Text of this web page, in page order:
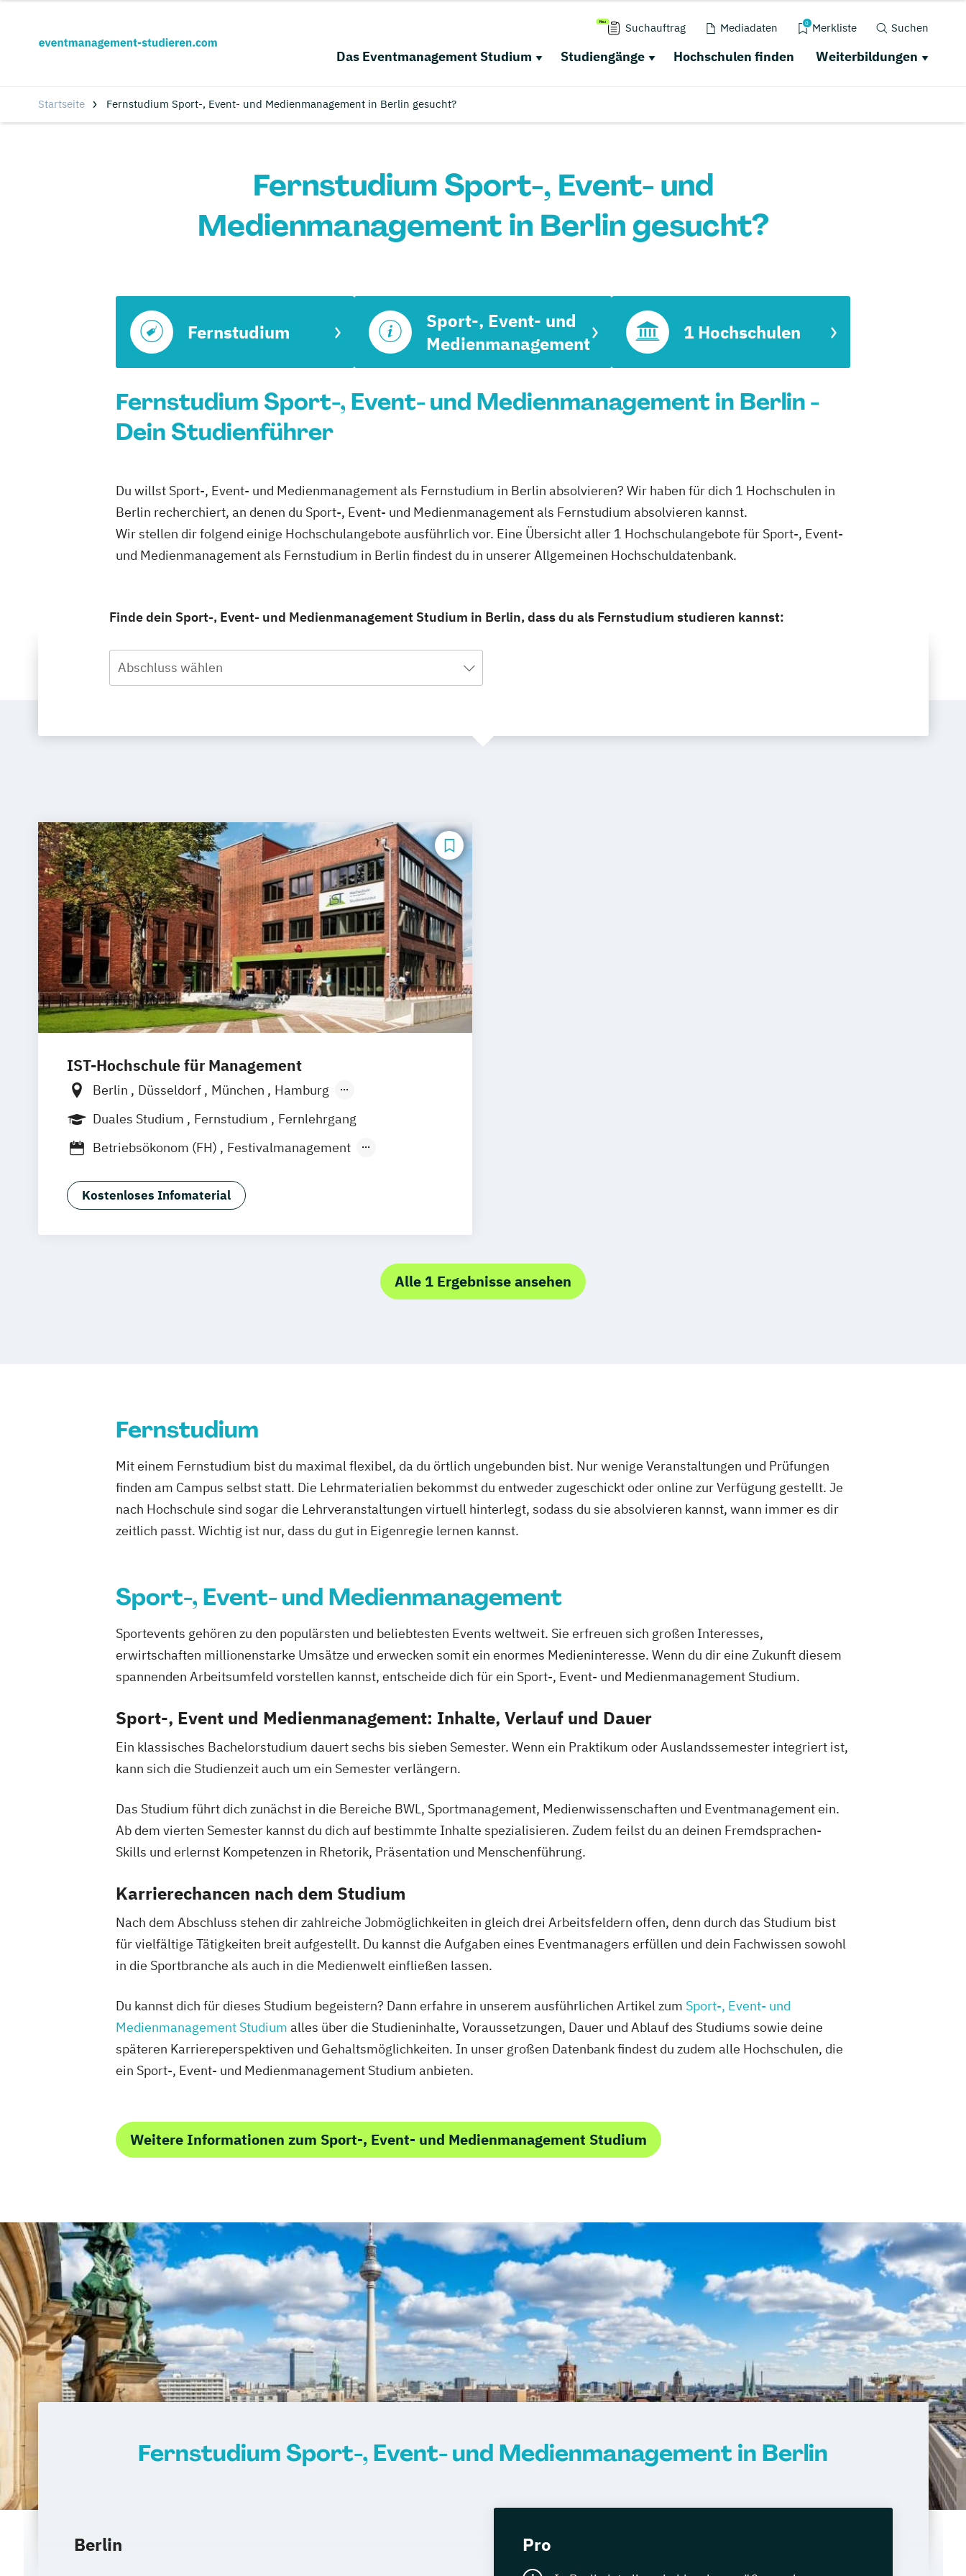
Suchauftrag Mediadaten 0 Merkliste Suchen
Das Eventmanagement Studium Studiengänge Hochschulen finden Weiterbildungen
Startseite Fernstudium Sport-, Event- und Medienmanagement in Berlin gesucht?
Fernstudium Sport-, Event- und
Medienmanagement in Berlin gesucht?
Fernstudium
Sport-, Event- und
Medienmanagement
1 Hochschulen
Fernstudium Sport-, Event- und Medienmanagement in Berlin -
Dein Studienführer
Du willst Sport-, Event- und Medienmanagement als Fernstudium in Berlin absolvieren? Wir haben für dich 1 Hochschulen in
Berlin recherchiert, an denen du Sport-, Event- und Medienmanagement als Fernstudium absolvieren kannst.
Wir stellen dir folgend einige Hochschulangebote ausführlich vor. Eine Übersicht aller 1 Hochschulangebote für Sport-, Event-
und Medienmanagement als Fernstudium in Berlin findest du in unserer Allgemeinen Hochschuldatenbank.
Finde dein Sport-, Event- und Medienmanagement Studium in Berlin, dass du als Fernstudium studieren kannst:
Abschluss wählen
IST-Hochschule für Management
Berlin Düsseldorf München
Hamburg
Weil am Rhein
Frankfurt am Main Essen
Innsbruck
Duales Studium Fernstudium
Fernlehrgang
Betriebsökonom (FH)
Festivalmanagement
Kommunikation & Eventmanagement (duales Studium)
Kommunikation & Medienmanagement
Kostenloses Infomaterial
Alle 1 Ergebnisse ansehen
Fernstudium
Mit einem Fernstudium bist du maximal flexibel, da du örtlich ungebunden bist. Nur wenige Veranstaltungen und Prüfungen
finden am Campus selbst statt. Die Lehrmaterialien bekommst du entweder zugeschickt oder online zur Verfügung gestellt. Je
nach Hochschule sind sogar die Lehrveranstaltungen virtuell hinterlegt, sodass du sie absolvieren kannst, wann immer es dir
zeitlich passt. Wichtig ist nur, dass du gut in Eigenregie lernen kannst.
Sport-, Event- und Medienmanagement
Sportevents gehören zu den populärsten und beliebtesten Events weltweit. Sie erfreuen sich großen Interesses,
erwirtschaften millionenstarke Umsätze und erwecken somit ein enormes Medieninteresse. Wenn du dir eine Zukunft diesem
spannenden Arbeitsumfeld vorstellen kannst, entscheide dich für ein Sport-, Event- und Medienmanagement Studium.
Sport-, Event und Medienmanagement: Inhalte, Verlauf und Dauer
Ein klassisches Bachelorstudium dauert sechs bis sieben Semester. Wenn ein Praktikum oder Auslandssemester integriert ist,
kann sich die Studienzeit auch um ein Semester verlängern.
Das Studium führt dich zunächst in die Bereiche BWL, Sportmanagement, Medienwissenschaften und Eventmanagement ein.
Ab dem vierten Semester kannst du dich auf bestimmte Inhalte spezialisieren. Zudem feilst du an deinen Fremdsprachen-
Skills und erlernst Kompetenzen in Rhetorik, Präsentation und Menschenführung.
Karrierechancen nach dem Studium
Nach dem Abschluss stehen dir zahlreiche Jobmöglichkeiten in gleich drei Arbeitsfeldern offen, denn durch das Studium bist
für vielfältige Tätigkeiten breit aufgestellt. Du kannst die Aufgaben eines Eventmanagers erfüllen und dein Fachwissen sowohl
in die Sportbranche als auch in die Medienwelt einfließen lassen.
Du kannst dich für dieses Studium begeistern? Dann erfahre in unserem ausführlichen Artikel zum Sport-, Event- und
Medienmanagement Studium alles über die Studieninhalte, Voraussetzungen, Dauer und Ablauf des Studiums sowie deine
späteren Karriereperspektiven und Gehaltsmöglichkeiten. In unser großen Datenbank findest du zudem alle Hochschulen, die
ein Sport-, Event- und Medienmanagement Studium anbieten.
Weitere Informationen zum Sport-, Event- und Medienmanagement Studium
Fernstudium Sport-, Event- und Medienmanagement in Berlin
Berlin Pro